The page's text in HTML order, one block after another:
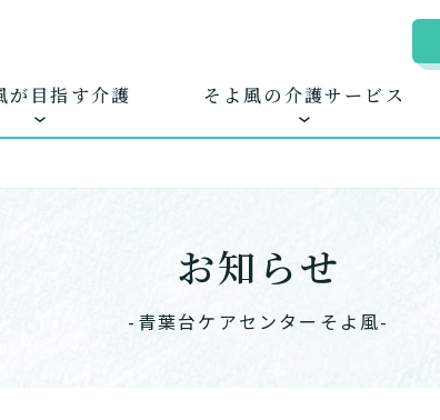
が目指す介護
お客様に選ばれる
そよ風の介護サービス
自宅から通う
地図から探す
お知らせ
-青葉台ケアセンターそよ風-